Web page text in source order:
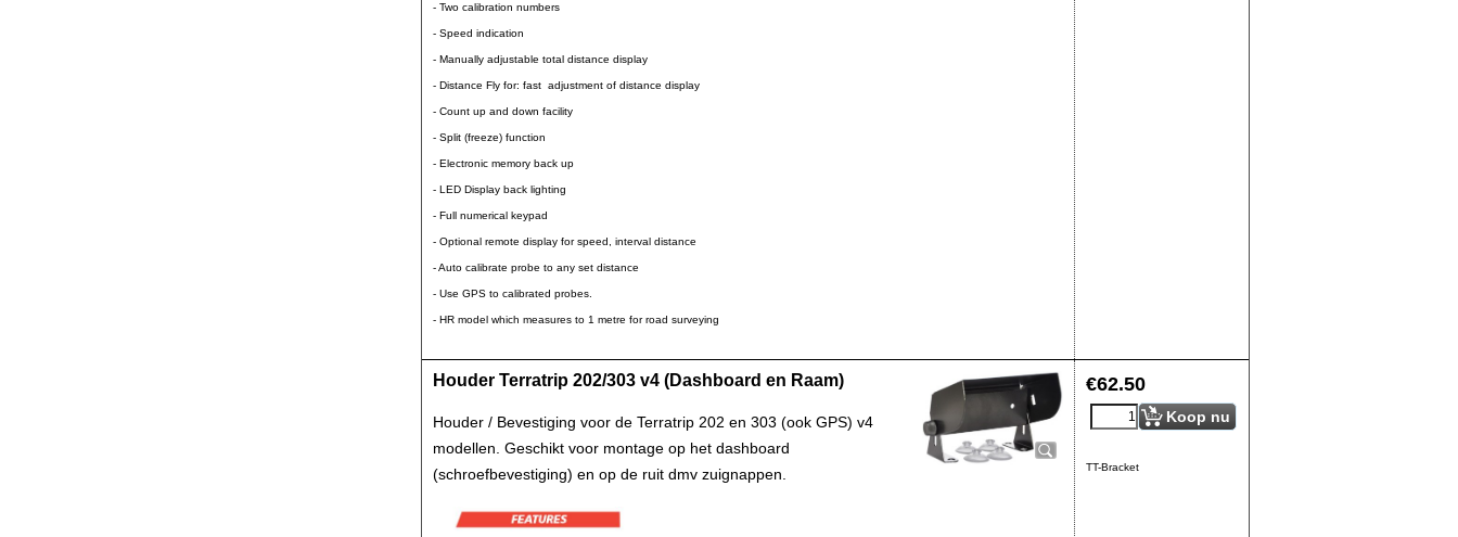
- Two calibration numbers
- Speed indication
- Manually adjustable total distance display
- Distance Fly for: fast adjustment of distance display
- Count up and down facility
- Split (freeze) function
- Electronic memory back up
- LED Display back lighting
- Full numerical keypad
- Optional remote display for speed, interval distance
- Auto calibrate probe to any set distance
- Use GPS to calibrated probes.
- HR model which measures to 1 metre for road surveying
€62.50
Koop nu
TT-Bracket
Houder Terratrip 202/303 v4 (Dashboard en Raam)
Houder / Bevestiging voor de Terratrip 202 en 303 (ook GPS) v4
modellen. Geschikt voor montage op het dashboard
(schroefbevestiging) en op de ruit dmv zuignappen.